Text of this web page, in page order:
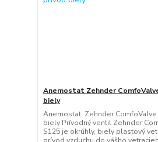
Anemostat Zehnder
biely
Anemostat Zehnder ComfoValve
biely Prívodný ventil Zehnder
S125 je okrúhly, biely plastový
prívod vzduchu do vášho